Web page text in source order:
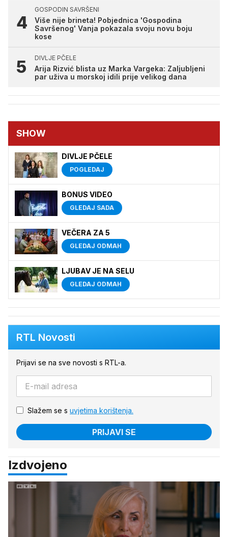
GOSPODIN SAVRŠENI
Više nije brineta! Pobjednica 'Gospodina
Savršenog' Vanja pokazala svoju novu boju
kose
DIVLJE PČELE
Arija Rizvić blista uz Marka Vargeka: Zaljubljeni
par uživa u morskoj idili prije velikog dana
SHOW
DIVLJE PČELE
POGLEDAJ
BONUS VIDEO
GLEDAJ SADA
VEČERA ZA 5
GLEDAJ ODMAH
LJUBAV JE NA SELU
GLEDAJ ODMAH
RTL Novosti
Prijavi se na sve novosti s RTL-a.
Slažem se s uvjetima korištenja.
PRIJAVI SE
Izdvojeno